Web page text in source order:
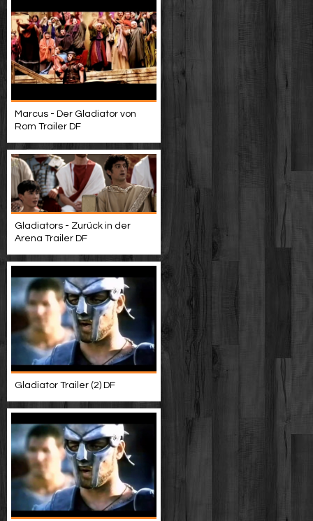
Marcus - Der Gladiator von
Rom Trailer DF
Gladiators - Zurück in der
Arena Trailer DF
Gladiator Trailer (2) DF